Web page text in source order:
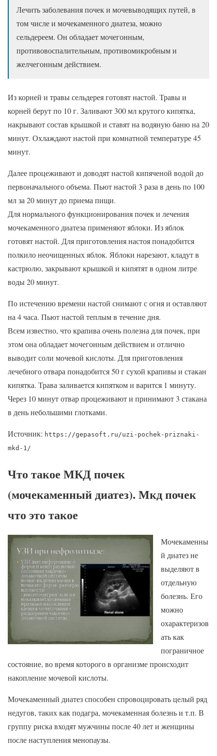
Лечить заболевания почек и мочевыводящих путей, в
том числе и мочекаменного диатеза, можно
сельдереем. Он обладает мочегонным,
противовоспалительным, противомикробным и
желчегонным действием.
Из корней и травы сельдерея готовят настой. Травы и
корней берут по 10 г. Заливают 300 мл крутого кипятка,
накрывают состав крышкой и ставят на водяную баню на 20
минут. Охлаждают настой при комнатной температуре 45
минут.
Далее процеживают и доводят настой кипяченой водой до
первоначального объема. Пьют настой 3 раза в день по 100
мл за 20 минут до приема пищи.
Для нормального функционирования почек и лечения
мочекаменного диатеза применяют яблоки. Из яблок
готовят настой. Для приготовления настоя понадобится
полкило неочищенных яблок. Яблоки нарезают, кладут в
кастрюлю, закрывают крышкой и кипятят в одном литре
воды 20 минут.
По истечению времени настой снимают с огня и оставляют
на 4 часа. Пьют настой теплым в течение дня.
Всем известно, что крапива очень полезна для почек, при
этом она обладает мочегонным действием и отлично
выводит соли мочевой кислоты. Для приготовления
лечебного отвара понадобится 50 г сухой крапивы и стакан
кипятка. Трава заливается кипятком и варится 1 минуту.
Через 10 минут отвар процеживают и принимают 3 стакана
в день небольшими глотками.
Источник: https://gepasoft.ru/uzi-pochek-priznaki-
mkd-1/
Что такое МКД почек
(мочекаменный диатез). Мкд почек
что это такое
Мочекаменны
й диатез не
выделяют в
отдельную
болезнь. Его
можно
охарактеризов
ать как
пограничное
состояние, во время которого в организме происходит
накопление мочевой кислоты.
Мочекаменный диатез способен спровоцировать целый ряд
недугов, таких как подагра, мочекаменная болезнь и т.п. В
группу риска входят мужчины после 40 лет и женщины
после наступления менопаузы.